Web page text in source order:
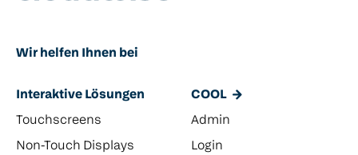
Wir helfen Ihnen bei
Interaktive Lösungen
Touchscreens
Non-Touch Displays
COOL
Admin
Login